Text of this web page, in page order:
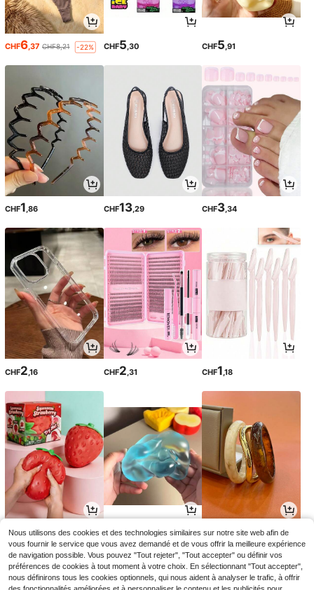
CHF6,37 CHF8,21 -22% CHF5,30 CHF5,91
CHF1,86 CHF13,29 CHF3,34
CHF2 ,16 CHF2 ,31 CHF1 ,18
CHF3 ,88 CHF3,06CHF4,08 -25% CHF4,63
Nous utilisons des cookies et des technologies similaires sur notre site web afin de
vous fournir le service que vous avez demandé et de vous offrir la meilleure expérience
de navigation possible. Vous pouvez "Tout rejeter", "Tout accepter" ou définir vos
préférences de cookies à tout moment à votre choix. En sélectionnant "Tout accepter",
nous définirons tous les cookies optionnels, qui nous aident à analyser le trafic, à offrir